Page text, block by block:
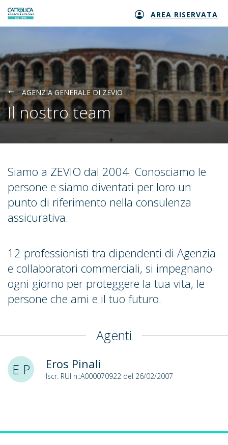
Generali logo AREA RISERVATA
AGENZIA GENERALE DI ZEVIO
Il nostro team
Siamo a ZEVIO dal 2004. Conosciamo le
persone e siamo diventati per loro un
punto di riferimento nella consulenza
assicurativa.
12 professionisti tra dipendenti di Agenzia
e collaboratori commerciali, si impegnano
ogni giorno per proteggere la tua vita, le
persone che ami e il tuo futuro.
Agenti
E P
Eros Pinali
Iscr. RUI n.:A000070922 del 26/02/2007